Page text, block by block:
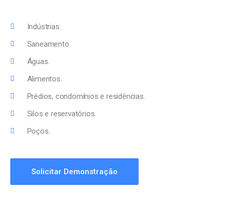
Indústrias.
Saneamento.
Águas.
Alimentos.
Prédios, condomínios e residências.
Silos e reservatórios.
Poços.
Solicitar Demonstração